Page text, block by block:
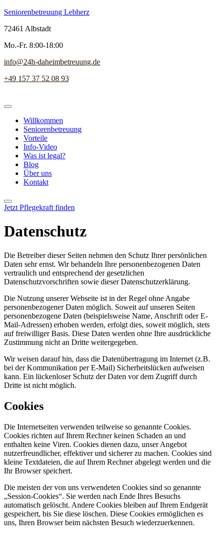
Seniorenbetreuung Lebherz
72461 Albstadt
Mo.-Fr. 8:00-18:00
info@24h-daheimbetreuung.de
+49 157 37 52 08 93
Willkommen
Seniorenbetreuung
Vorteile
Info-Video
Was ist legal?
Blog
Über uns
Kontakt
Jetzt Pflegekraft finden
Datenschutz
Die Betreiber dieser Seiten nehmen den Schutz Ihrer persönlichen
Daten sehr ernst. Wir behandeln Ihre personenbezogenen Daten
vertraulich und entsprechend der gesetzlichen
Datenschutzvorschriften sowie dieser Datenschutzerklärung.
Die Nutzung unserer Webseite ist in der Regel ohne Angabe
personenbezogener Daten möglich. Soweit auf unseren Seiten
personenbezogene Daten (beispielsweise Name, Anschrift oder E-
Mail-Adressen) erhoben werden, erfolgt dies, soweit möglich, stets
auf freiwilliger Basis. Diese Daten werden ohne Ihre ausdrückliche
Zustimmung nicht an Dritte weitergegeben.
Wir weisen darauf hin, dass die Datenübertragung im Internet (z.B.
bei der Kommunikation per E-Mail) Sicherheitslücken aufweisen
kann. Ein lückenloser Schutz der Daten vor dem Zugriff durch
Dritte ist nicht möglich.
Cookies
Die Internetseiten verwenden teilweise so genannte Cookies.
Cookies richten auf Ihrem Rechner keinen Schaden an und
enthalten keine Viren. Cookies dienen dazu, unser Angebot
nutzerfreundlicher, effektiver und sicherer zu machen. Cookies sind
kleine Textdateien, die auf Ihrem Rechner abgelegt werden und die
Ihr Browser speichert.
Die meisten der von uns verwendeten Cookies sind so genannte
„Session-Cookies“. Sie werden nach Ende Ihres Besuchs
automatisch gelöscht. Andere Cookies bleiben auf Ihrem Endgerät
gespeichert, bis Sie diese löschen. Diese Cookies ermöglichen es
uns, Ihren Browser beim nächsten Besuch wiederzuerkennen.